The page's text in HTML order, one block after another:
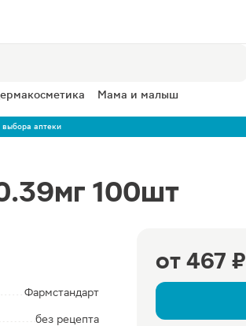
Мама и малыш
аптеки
100шт
от 467 ₽
Фармстандарт
без рецепта